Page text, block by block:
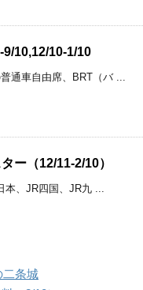
10,12/10-1/10
通車自由席、BRT（バ ...
ー（12/11-2/10）
本、JR四国、JR九 ...
二条城